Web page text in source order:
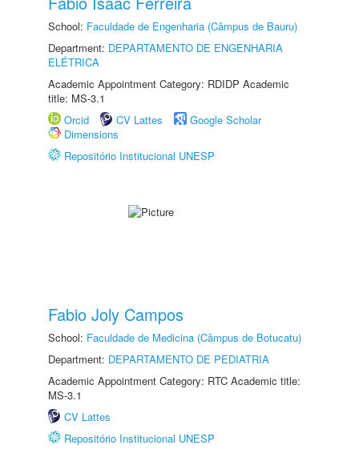
School: Faculdade de Engenharia (Câmpus de Bauru)
Department: DEPARTAMENTO DE ENGENHARIA
ELÉTRICA
Academic Appointment Category: RDIDP Academic
title: MS-3.1
Orcid
CV Lattes
Google Scholar
Dimensions
Repositório Institucional UNESP
Fabio Joly Campos
School: Faculdade de Medicina (Câmpus de Botucatu)
Department: DEPARTAMENTO DE PEDIATRIA
Academic Appointment Category: RTC Academic title:
MS-3.1
CV Lattes
Repositório Institucional UNESP